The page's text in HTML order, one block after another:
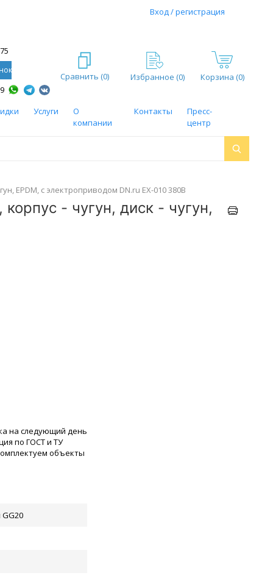
Вход / регистрация
Сравнить (0) Избранное (0) Корзина (0)
Услуги
О
компании
Контакты
Пресс-
центр
EPDM, с электроприводом DN.ru EX-010 380В
- чугун, диск - чугун,
на следующий день
по ГОСТ и ТУ
объекты